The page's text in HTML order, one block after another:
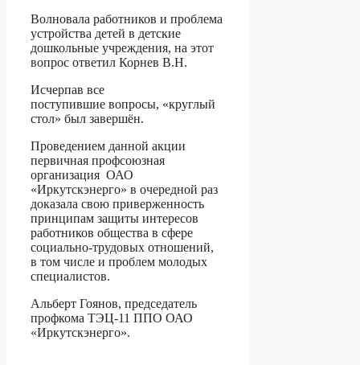
Волновала работников и проблема
устройства детей в детские
дошкольные учреждения, на этот
вопрос ответил Корнев В.Н.
Исчерпав все
поступившие вопросы, «круглый
стол» был завершён.
Проведением данной акции
первичная профсоюзная
организация ОАО
«Иркутскэнерго» в очередной раз
доказала свою приверженность
принципам защиты интересов
работников общества в сфере
социально-трудовых отношений,
в том числе и проблем молодых
специалистов.
Альберт Гоянов, председатель
профкома ТЭЦ-11 ППО ОАО
«Иркутскэнерго».